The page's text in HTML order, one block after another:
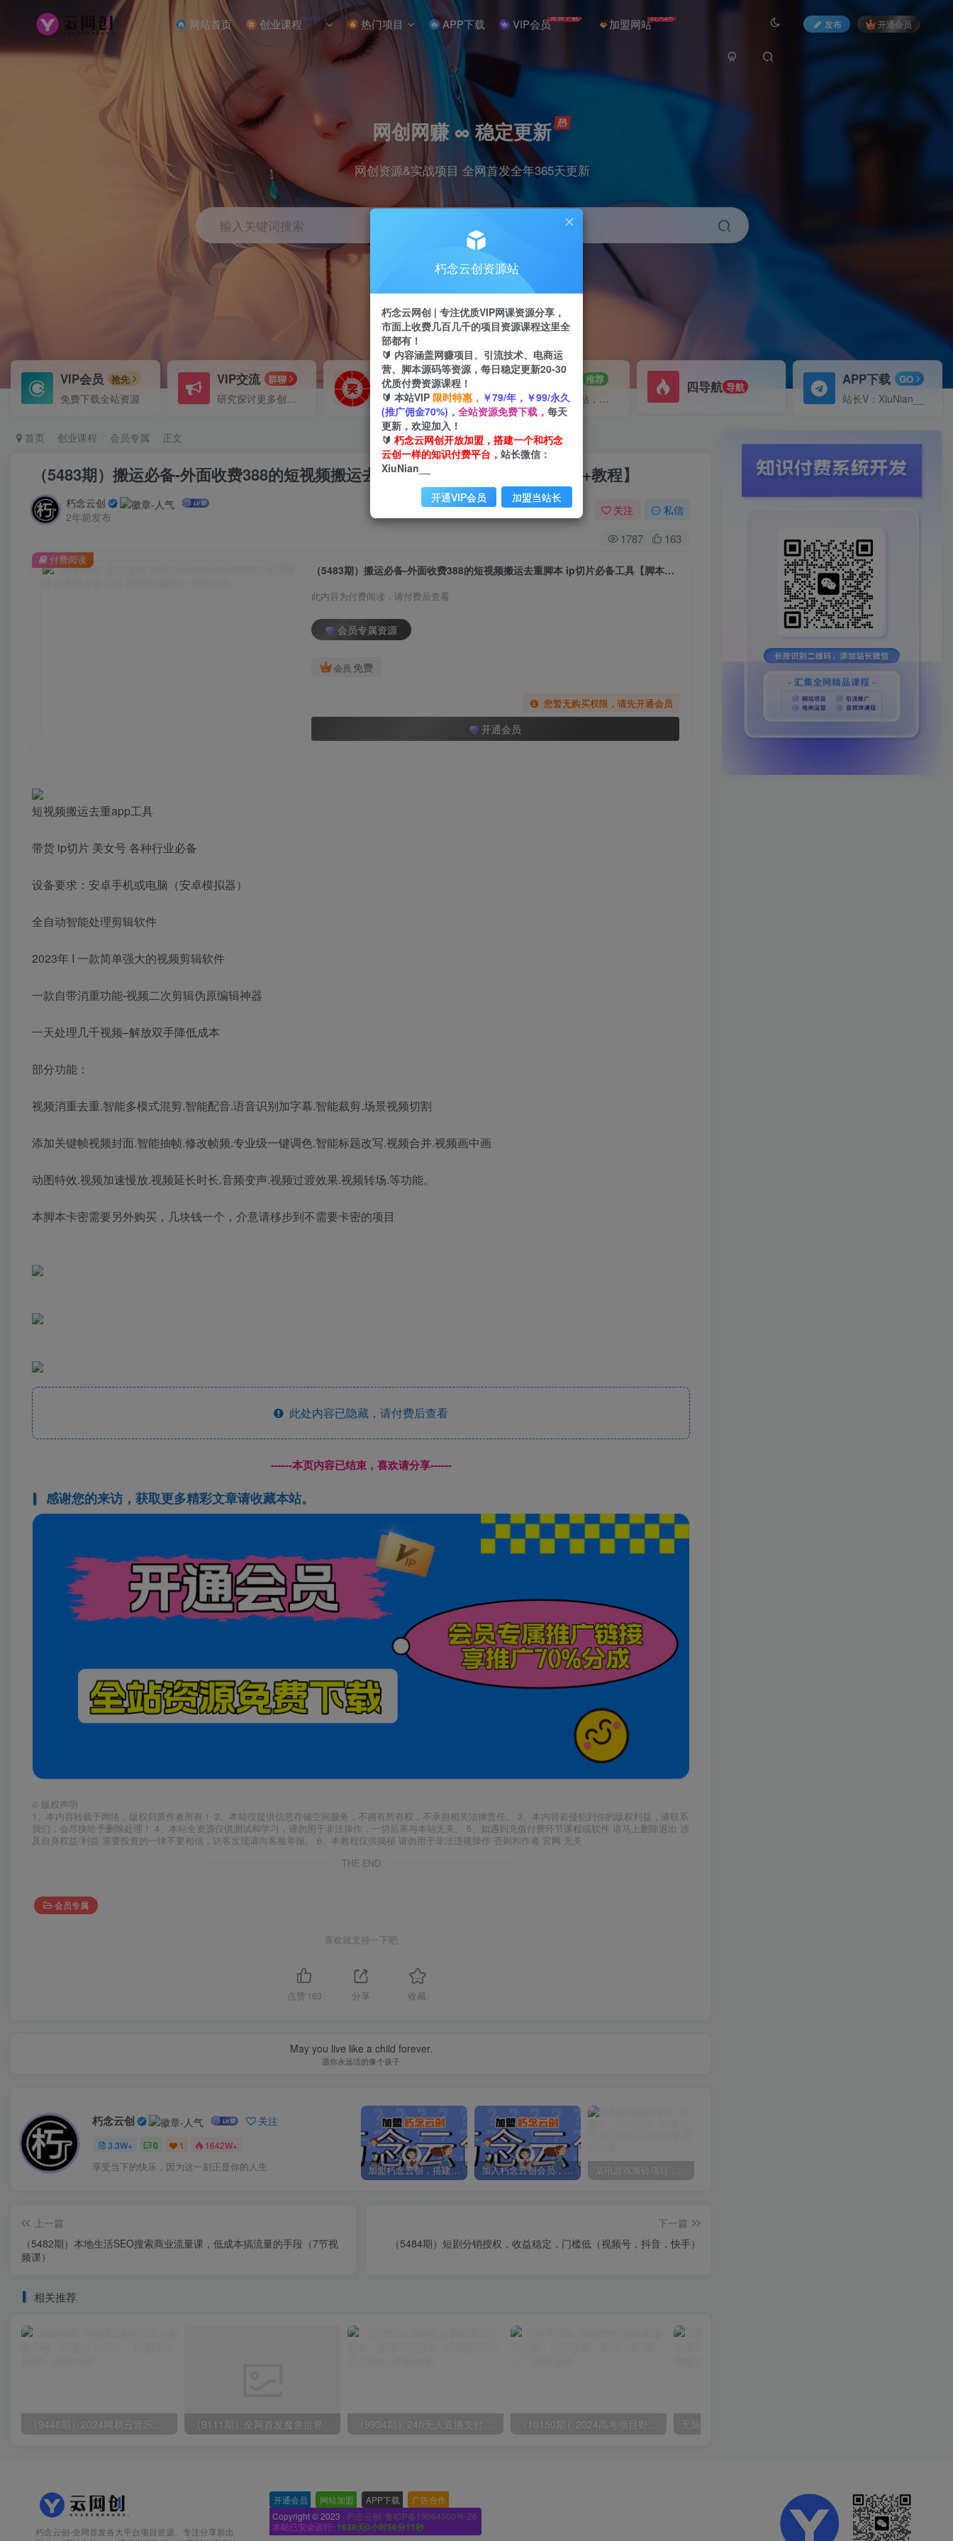
网站首页 创业课程NEW 热门项目 APP下载 VIP会员免费下载 加盟网站日入2K
发布 开通会员
网创网赚 ∞ 稳定更新
网创资源&实战项目 全网首发全年365天更新
输入关键词搜索
小红书 挂机 快手
VIP会员 抢先
免费下载全站资源
VIP交流 群聊
研究探讨更多创业项目路子。
VIP推广
70%分佣
会员专属推广链接
招募站长 推荐
搭建同款网站，自己当老板
四导航 导航 APP下载 GO
站长V：XiuNian__
首页 创业课程 会员专属 正文
（5483期）搬运必备-外面收费388的短视频搬运去重脚本 ip切片必备工具【脚本+教程】
朽念云创
2年前发布
关注 私信
1787 163
（5483期）搬运必备-外面收费388的短视频搬运去重脚本 ip切片必备工具【脚本+教程】
此内容为付费阅读，请付费后查看
会员专属资源
会员 免费
您暂无购买权限，请先开通会员
开通会员
付费阅读
短视频搬运去重app工具
带货 ip切片 美女号 各种行业必备
设备要求：安卓手机或电脑（安卓模拟器）
全自动智能处理剪辑软件
2023年 I 一款简单强大的视频剪辑软件
一款自带消重功能-视频二次剪辑伪原编辑神器
一天处理几千视频–解放双手降低成本
部分功能：
视频消重去重.智能多模式混剪.智能配音.语音识别加字幕.智能裁剪.场景视频切割
添加关键帧视频封面.智能抽帧.修改帧频.专业级一键调色.智能标题改写.视频合并.视频画中画
动图特效.视频加速慢放.视频延长时长.音频变声.视频过渡效果.视频转场.等功能。
本脚本卡密需要另外购买，几块钱一个，介意请移步到不需要卡密的项目
此处内容已隐藏，请付费后查看
------本页内容已结束，喜欢请分享------
感谢您的来访，获取更多精彩文章请收藏本站。
© 版权声明
1、本内容转载于网络，版权归原作者所有！ 2、本站仅提供信息存储空间服务，不拥有所有权，不承担相关法律责任。 3、本内容若侵犯到你的版权利益，请联系
我们，会尽快给予删除处理！ 4、本站全资源仅供测试和学习，请勿用于非法操作，一切后果与本站无关。 5、如遇到充值付费环节课程或软件 请马上删除退出 涉
及自身权益/利益 需要投资的一律不要相信，访客发现请向客服举报。 6、本教程仅供揭秘 请勿用于非法违规操作 否则和作者 官网 无关
THE END
会员专属
喜欢就支持一下吧
点赞 163 分享 收藏
May you live like a child forever.
愿你永远活的像个孩子
朽念云创 关注
3.3W+ 0 1 1642W+
享受当下的快乐，因为这一刻正是你的人生 加盟朽念云创，搭建同款项目资源站，实现日入2000+ 加入朽念云创会员，全站资源免费学习。 某讯游戏搬砖项目，0投入，可以挂机，轻松上手,月入3000+上不封顶
上一篇
（5482期）本地生活SEO搜索商业流量课，低成本搞流量的手段（7节视
频课）
下一篇
（5484期）短剧分销授权，收益稳定，门槛低（视频号，抖音，快手）
相关推荐
（9448期）2024网易云音乐人挂机项目，单机日入150+，无脑月入5000+ （9111期）全网首发魔兽世界美服全自动打金搬砖，日入1000+，简单好操作，保姆级教学 （9934期）24h无人直播支付宝项目，最新带货玩法，纯躺赚实测日入500+ （10150期）2024高考项目野路子玩法，无限裂变，最高一天1W＋！
朽念云创-全网首发各大平台项目资源、专注分享新出
开通会员 网站加盟 APP下载 广告合作
Copyright © 2023 · 朽念云创· 鲁ICP备19064000号-26
本站已安全运行: 1638天0小时56分13秒
朽念云创资源站
朽念云网创 | 专注优质VIP网课资源分享，
市面上收费几百几千的项目资源课程这里全
部都有！
🔰 内容涵盖网赚项目、引流技术、电商运
营、脚本源码等资源，每日稳定更新20-30
优质付费资源课程！
🔰 本站VIP 限时特惠， ￥79/年，￥99/永久
(推广佣金70%)， 全站资源免费下载， 每天
更新，欢迎加入！
🔰 朽念云网创开放加盟，搭建一个和朽念
云创一样的知识付费平台， 站长微信：
XiuNian__
开通VIP会员 加盟当站长